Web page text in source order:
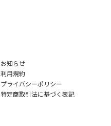
お知らせ
利用規約
プライバシーポリシー
特定商取引法に基づく表記